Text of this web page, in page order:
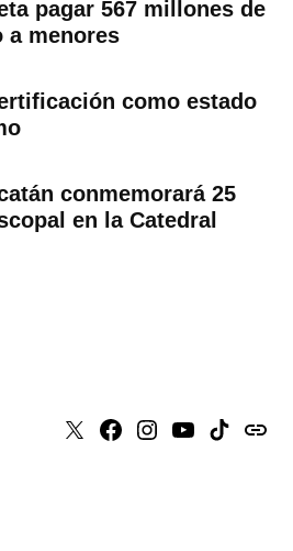
pagar 567 millones de
a menores
como estado
conmemorará 25
en la Catedral
X Faceboook
Instagram
YoutubeTiktokissuu